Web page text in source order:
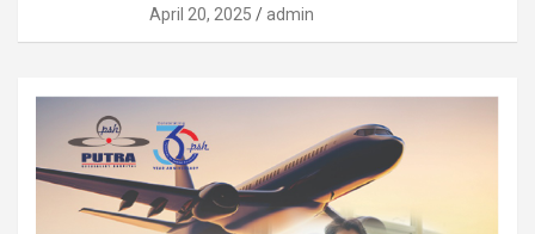
April 20, 2025 admin